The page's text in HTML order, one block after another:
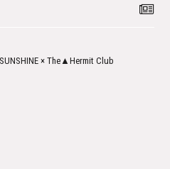
× The▲Hermit Club